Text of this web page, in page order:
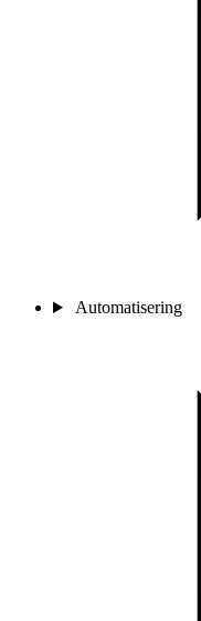
Automatisering